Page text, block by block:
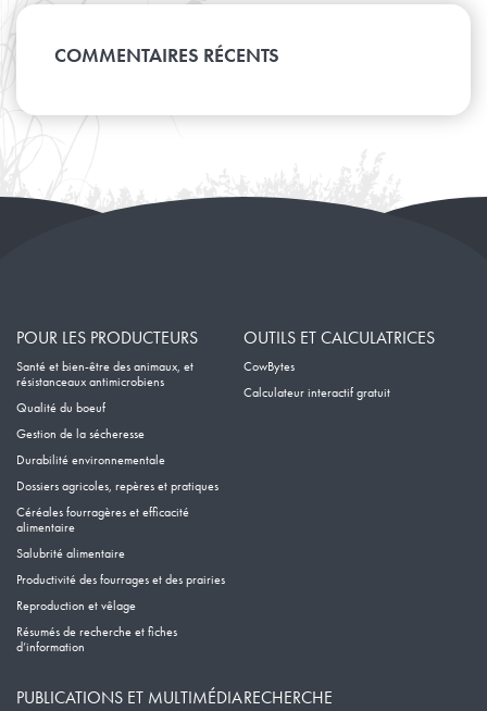
Janvier
Avril
Février
Mars
Janvier
Mai
Février
Août
COMMENTAIRES RÉCENTS
POUR LES PRODUCTEURS
Santé et bien-être des animaux, et
résistanceaux antimicrobiens
Qualité du boeuf
Gestion de la sécheresse
Durabilité environnementale
Dossiers agricoles, repères et pratiques
Céréales fourragères et efficacité
alimentaire
Salubrité alimentaire
Productivité des fourrages et des prairies
Reproduction et vêlage
Résumés de recherche et fiches
d’information
OUTILS ET CALCULATRICES
CowBytes
Calculateur interactif gratuit
PUBLICATIONS ET MULTIMÉDIARECHERCHE